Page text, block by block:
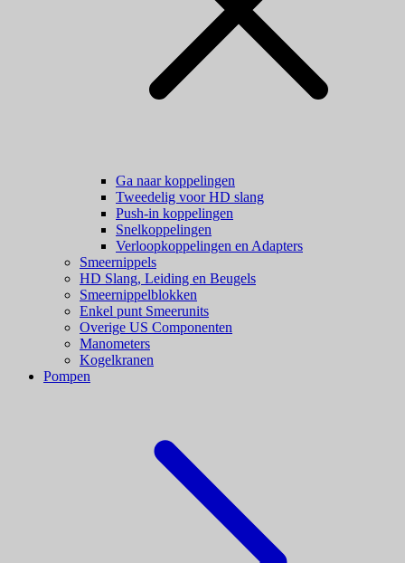
Ga naar koppelingen
Tweedelig voor HD slang
Push-in koppelingen
Snelkoppelingen
Verloopkoppelingen en Adapters
Smeernippels
HD Slang, Leiding en Beugels
Smeernippelblokken
Enkel punt Smeerunits
Overige US Componenten
Manometers
Kogelkranen
Pompen